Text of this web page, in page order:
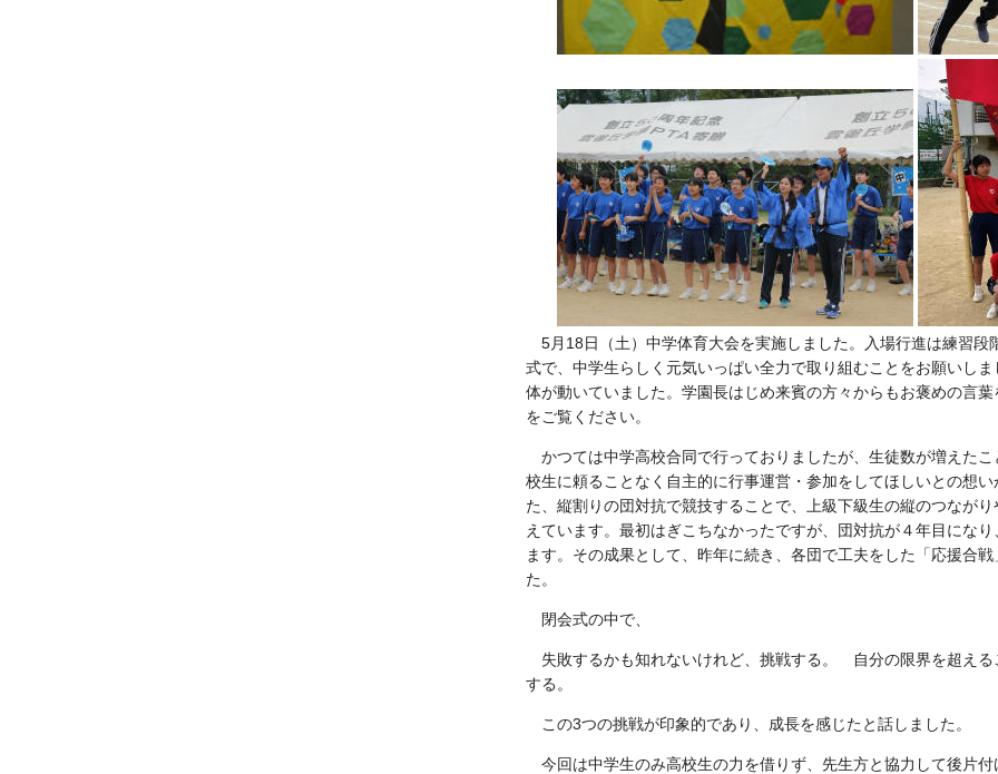
5月18日（土）中学体育大会を実施しました。入場行進は練習
式で、中学生らしく元気いっぱい全力で取り組むことをお願いし
体が動いていました。学園長はじめ来賓の方々からもお褒めの言
をご覧ください。
かつては中学高校合同で行っておりましたが、生徒数が増えた
校生に頼ることなく自主的に行事運営・参加をしてほしいとの想
た、縦割りの団対抗で競技することで、上級下級生の縦のつなが
えています。最初はぎこちなかったですが、団対抗が４年目にな
ます。その成果として、昨年に続き、各団で工夫をした「応援合
た。
閉会式の中で、
失敗するかも知れないけれど、挑戦する。 自分の限界を超え
する。
この3つの挑戦が印象的であり、成長を感じたと話しました。
今回は中学生のみ高校生の力を借りず、先生方と協力して後片